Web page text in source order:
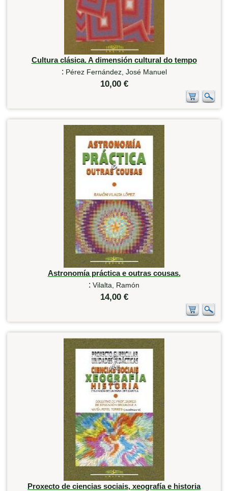
Cultura clásica. A dimensión cultural do tempo
: Pérez Fernández, José Manuel
10,00 €
Astronomía práctica e outras cousas.
: Vilalta, Ramón
14,00 €
Proxecto de ciencias sociais, xeografía e historia